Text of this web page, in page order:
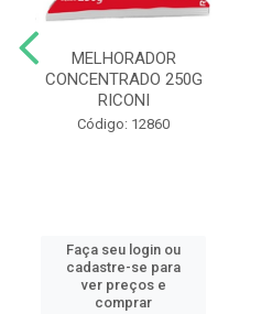
MELHORADOR
CONCENTRADO 250G
RICONI
Código: 12860
Faça seu login ou
cadastre-se para
ver preços e
comprar